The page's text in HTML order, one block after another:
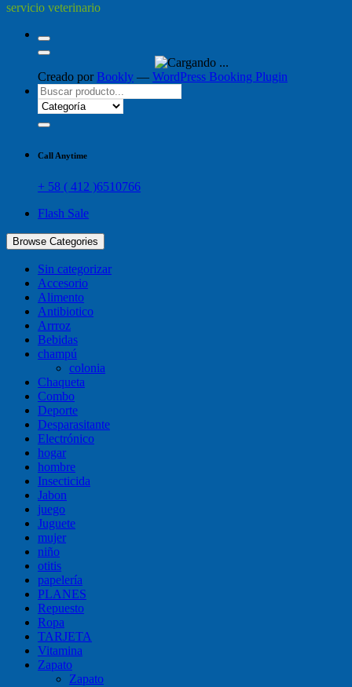
servicio veterinario
Creado por Bookly — WordPress Booking Plugin
Call Anytime
+ 58 ( 412 )6510766
Flash Sale
Browse Categories
Sin categorizar
Accesorio
Alimento
Antibiotico
Arrroz
Bebidas
champú
colonia
Chaqueta
Combo
Deporte
Desparasitante
Electrónico
hogar
hombre
Insecticida
Jabon
juego
Juguete
mujer
niño
otitis
papelería
PLANES
Repuesto
Ropa
TARJETA
Vitamina
Zapato
Zapato